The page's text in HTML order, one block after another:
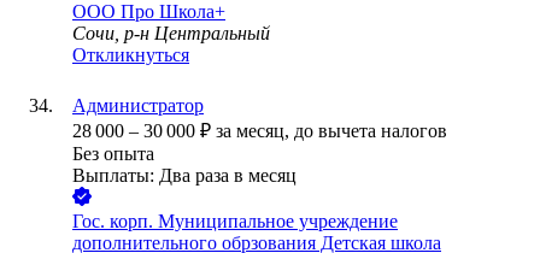
ООО Про Школа+
Сочи, р-н Центральный
Откликнуться
Администратор
28 000 – 30 000 ₽ за месяц, до вычета налогов
Без опыта
Выплаты: Два раза в месяц
Гос. корп. Муниципальное учреждение
дополнительного обрзования Детская школа